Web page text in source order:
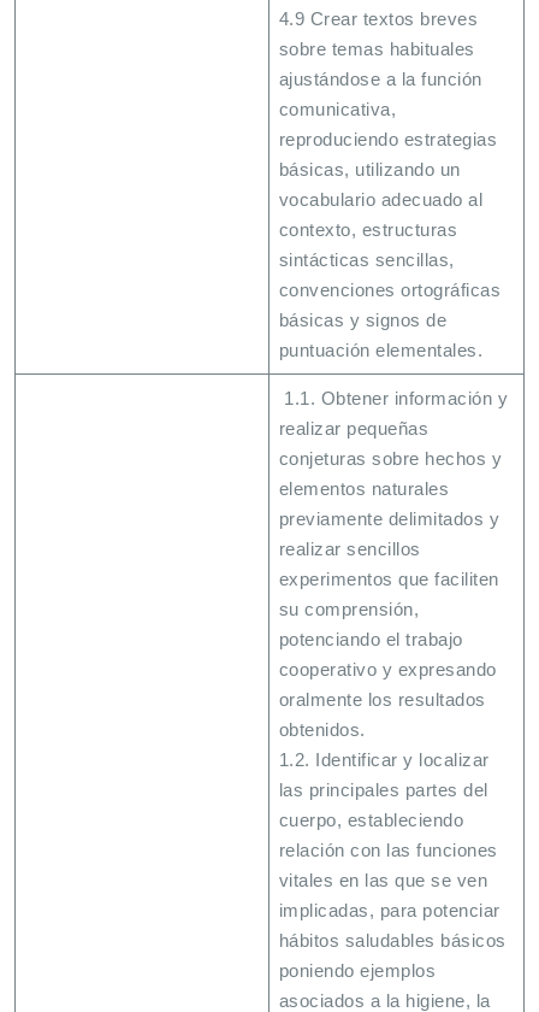
4.9 Crear textos breves
sobre temas habituales
ajustándose a la función
comunicativa,
reproduciendo estrategias
básicas, utilizando un
vocabulario adecuado al
contexto, estructuras
sintácticas sencillas,
convenciones ortográficas
básicas y signos de
puntuación elementales.
1.1. Obtener información y
realizar pequeñas
conjeturas sobre hechos y
elementos naturales
previamente delimitados y
realizar sencillos
experimentos que faciliten
su comprensión,
potenciando el trabajo
cooperativo y expresando
oralmente los resultados
obtenidos.
1.2. Identificar y localizar
las principales partes del
cuerpo, estableciendo
relación con las funciones
vitales en las que se ven
implicadas, para potenciar
hábitos saludables básicos
poniendo ejemplos
asociados a la higiene, la